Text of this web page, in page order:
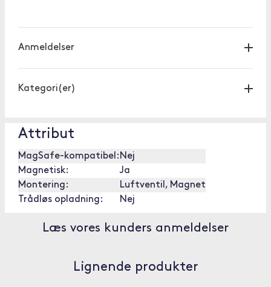
Anmeldelser
Kategori(er)
Attribut
MagSafe-kompatibel: Nej
Magnetisk:
Ja
Montering:
Luftventil, Magnet
Trådløs opladning:
Nej
Læs vores kunders anmeldelser
Lignende produkter